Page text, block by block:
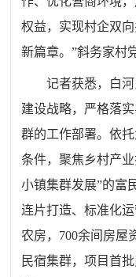
权益，实现村企双
新篇章。”斜务家村
记者获悉，白
建设战略，严格落
群的工作部署。依
条件，聚焦乡村产
小镇集群发展”的富
连片打造、标准化
农房，700余间房屋
民宿集群，项目首